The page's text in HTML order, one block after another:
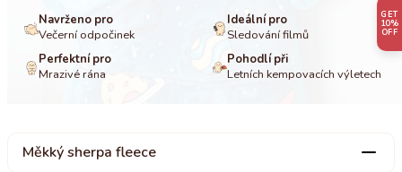
Navrženo pro
Večerní odpočinek
Ideální pro
Sledování filmů
Perfektní pro
Mrazivé rána
Pohodlí při
Letních kempovacích výletech
Měkký sherpa fleece
GET
10%
OFF